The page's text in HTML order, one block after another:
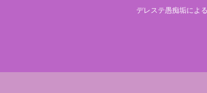
デレステ愚痴垢によ